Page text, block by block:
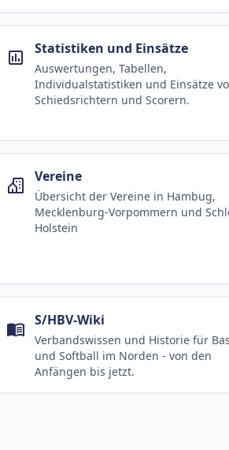
Statistiken und Einsätze
Auswertungen, Tabellen,
Individualstatistiken und Einsätze
Schiedsrichtern und Scorern.
Vereine
Übersicht der Vereine in Hambug,
Mecklenburg-Vorpommern und
Holstein
S/HBV-Wiki
Verbandswissen und Historie für
und Softball im Norden - von den
Anfängen bis jetzt.